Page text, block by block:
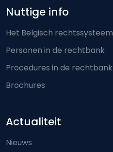
Nuttige info
Het Belgisch rechtssysteem
Personen in de rechtbank
Procedures in de rechtbank
Brochures
Actualiteit
Nieuws